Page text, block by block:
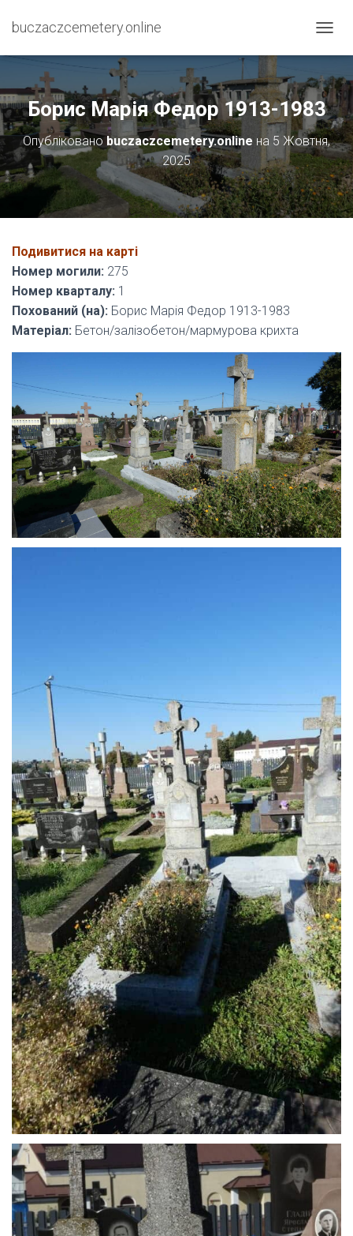
buczaczcemetery.online
Е
Е
М
К
Н
У
И
Н
А
В
Борис Марія Федор 1913-1983
Опублікованоbuczaczcemetery.online на 5 Жовтня,
2025
Подивитися на карті
Номер могили: 275
Номер кварталу: 1
Похований (на): Борис Марія Федор 1913-1983
Матеріал: Бетон/залізобетон/мармурова крихта